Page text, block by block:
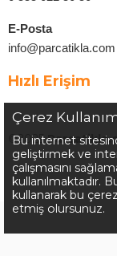
E-Posta
info@parcatikla.com
Hızlı Erişim
©2025
Çerez
Bu internet
geliştirmek ve
çalışmasını
kullanılmaktadır.
kullanarak bu
etmiş olursunuz.